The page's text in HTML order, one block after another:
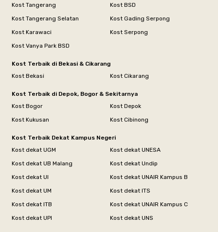
Kost Tangerang
Kost BSD
Kost Tangerang Selatan
Kost Gading Serpong
Kost Karawaci
Kost Serpong
Kost Vanya Park BSD
Kost Terbaik di Bekasi & Cikarang
Kost Bekasi
Kost Cikarang
Kost Terbaik di Depok, Bogor & Sekitarnya
Kost Bogor
Kost Depok
Kost Kukusan
Kost Cibinong
Kost Terbaik Dekat Kampus Negeri
Kost dekat UGM
Kost dekat UNESA
Kost dekat UB Malang
Kost dekat Undip
Kost dekat UI
Kost dekat UNAIR Kampus B
Kost dekat UM
Kost dekat ITS
Kost dekat ITB
Kost dekat UNAIR Kampus C
Kost dekat UPI
Kost dekat UNS